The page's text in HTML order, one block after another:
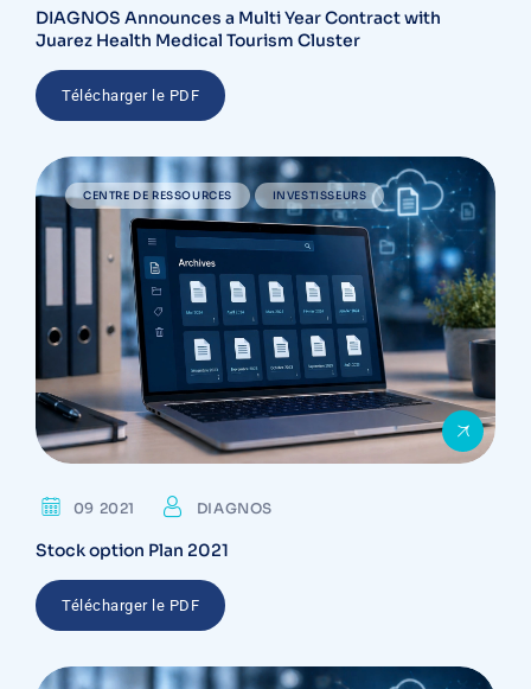
DIAGNOS Announces a Multi Year Contract with
Juarez Health Medical Tourism Cluster
Télécharger le PDF
CENTRE DE RESSOURCES INVESTISSEURS
09 2021 DIAGNOS
Stock option Plan 2021
Télécharger le PDF